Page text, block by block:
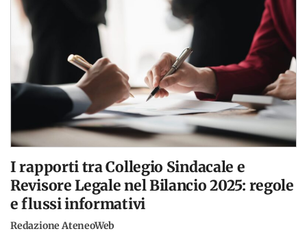
I rapporti tra Collegio Sindacale e
Revisore Legale nel Bilancio 2025: regole
e flussi informativi
Redazione AteneoWeb